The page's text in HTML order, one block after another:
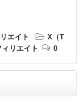
エイト
X（T
リエイト
0